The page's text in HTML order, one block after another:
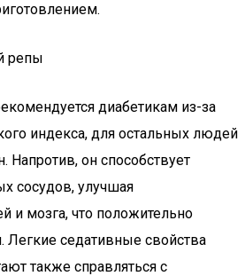
репы
диабетикам из-за
индекса, для остальных людей
Напротив, он способствует
сосудов, улучшая
и мозга, что положительно
Легкие седативные свойства
также справляться с